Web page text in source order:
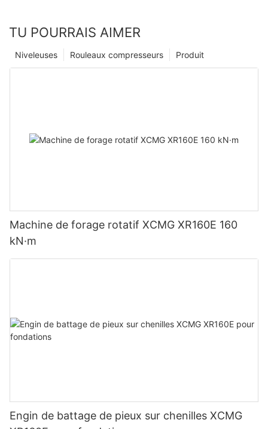
TU POURRAIS AIMER
Produit
Rouleaux compresseurs
Niveleuses
Machine de forage rotatif XCMG XR160E 160
kN·m
Engin de battage de pieux sur chenilles XCMG